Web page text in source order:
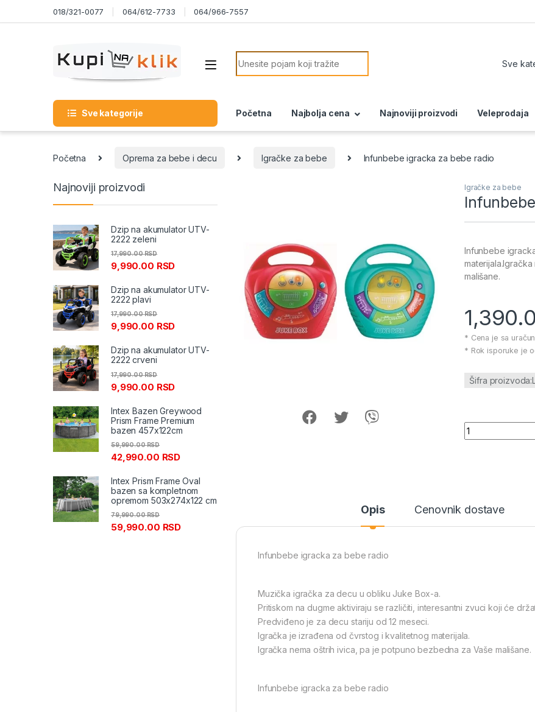
Skip to navigation018/321-0077 064/612-7733 064/966-7557
Search for:
Sve kategorije Početna Najbolja cena Najnoviji proizvodi Veleprodaja
Početna Oprema za bebe i decu Igračke za bebe Infunbebe igracka za bebe radio
Igračke za bebe
Infunbebe
mališane.
* Cena je sa
* Rok isporuke je
Šifra
Infunbebe
Opis Cenovnik dostave
Infunbebe igracka za bebe radio
Muzička igračka za decu u obliku Juke Box-a.
Pritiskom na dugme aktiviraju se različiti, interesantni zvuci koji će
Predviđeno je za decu stariju od 12 meseci.
Igračka je izrađena od čvrstog i kvalitetnog materijala.
Igračka nema oštrih ivica, pa je potpuno bezbedna za Vaše mališane.
Infunbebe igracka za bebe radio
Najnoviji proizvodi
Dzip na akumulator UTV-
2222 zeleni
9,990.00 RSD
17,990.00RSD
Dzip na akumulator UTV-
2222 plavi
9,990.00 RSD
17,990.00RSD
Dzip na akumulator UTV-
2222 crveni
9,990.00 RSD
17,990.00RSD
Intex Bazen Greywood
Prism Frame Premium
bazen 457x122cm
42,990.00 RSD
59,990.00RSD
Intex Prism Frame Oval
bazen sa kompletnom
opremom 503x274x122 cm
59,990.00 RSD
79,990.00RSD